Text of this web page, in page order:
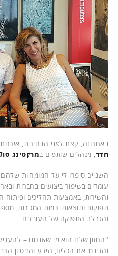
באחרונה, קצת לפני הבחירות,
הדר, מנהלים שותפים במרקטינג
השניים סיפרו לי על המומחיות
עומדים בשיפור ביצועים בחברות
והשירות, באמצעות תהליכים
תפוקות ותוצאות: כמות המכירות,
והגדלת התפוקה של העובדים.
"החזון שלנו הוא מי שאנחנו –
והדינמי את הכלים, הידע והניסיון